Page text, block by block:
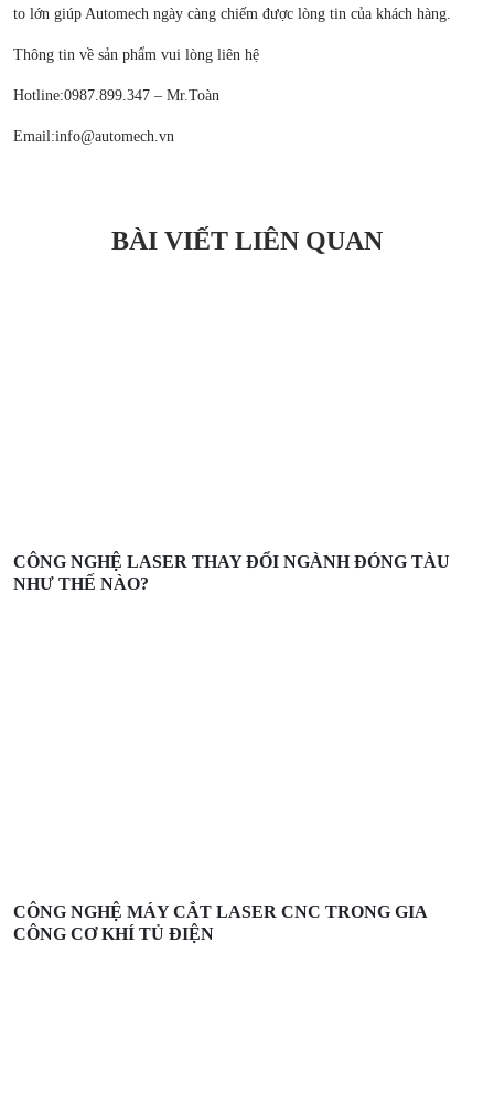
to lớn giúp Automech ngày càng chiếm được lòng tin của khách hàng.
Thông tin về sản phẩm vui lòng liên hệ
Hotline:0987.899.347 – Mr.Toàn
Email:info@automech.vn
BÀI VIẾT LIÊN QUAN
CÔNG NGHỆ LASER THAY ĐỔI NGÀNH ĐÓNG TÀU
NHƯ THẾ NÀO?
CÔNG NGHỆ MÁY CẮT LASER CNC TRONG GIA
CÔNG CƠ KHÍ TỦ ĐIỆN